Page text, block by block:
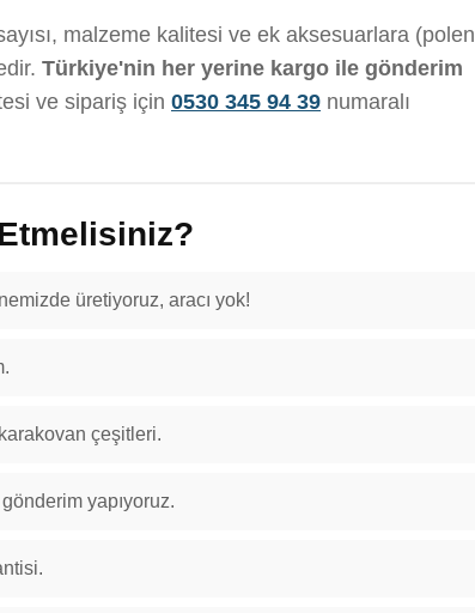
malzeme kalitesi ve ek aksesuarlara (polen
Türkiye'nin her yerine kargo ile gönderim
ve sipariş için 0530 345 94 39 numaralı
üretiyoruz, aracı yok!
çeşitleri.
yapıyoruz.